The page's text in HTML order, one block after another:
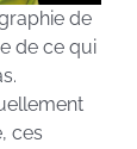
de
de ce qui
ces